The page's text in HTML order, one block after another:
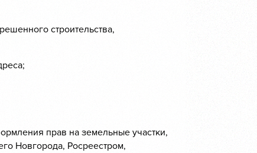
строительства,
прав на земельные участки,
Новгорода, Росреестром,